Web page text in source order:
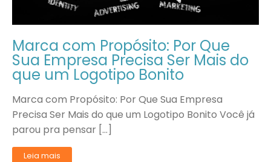
Marca com Propósito: Por Que
Sua Empresa Precisa Ser Mais do
que um Logotipo Bonito
Marca com Propósito: Por Que Sua Empresa
Precisa Ser Mais do que um Logotipo Bonito Você já
parou pra pensar […]
Leia mais